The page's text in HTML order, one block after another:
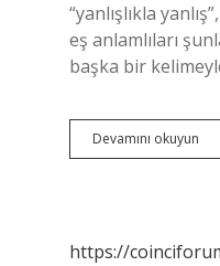
“yanlışlıkla
eş anlamlıları
başka bir
Devamını okuyun
https://